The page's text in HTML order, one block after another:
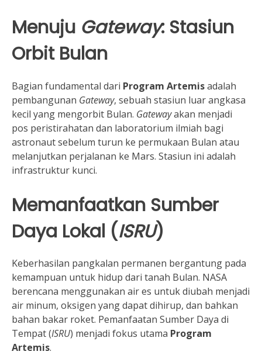
Menuju Gateway: Stasiun
Orbit Bulan
Bagian fundamental dari Program Artemisadalah
pembangunan Gateway, sebuah stasiun luar angkasa
kecil yang mengorbit Bulan. Gatewayakan menjadi
pos peristirahatan dan laboratorium ilmiah bagi
astronaut sebelum turun ke permukaan Bulan atau
melanjutkan perjalanan ke Mars. Stasiun ini adalah
infrastruktur kunci.
Memanfaatkan Sumber
Daya Lokal (ISRU)
Keberhasilan pangkalan permanen bergantung pada
kemampuan untuk hidup dari tanah Bulan. NASA
berencana menggunakan air es untuk diubah menjadi
air minum, oksigen yang dapat dihirup, dan bahkan
bahan bakar roket. Pemanfaatan Sumber Daya di
Tempat (ISRU) menjadi fokus utama Program
Artemis.